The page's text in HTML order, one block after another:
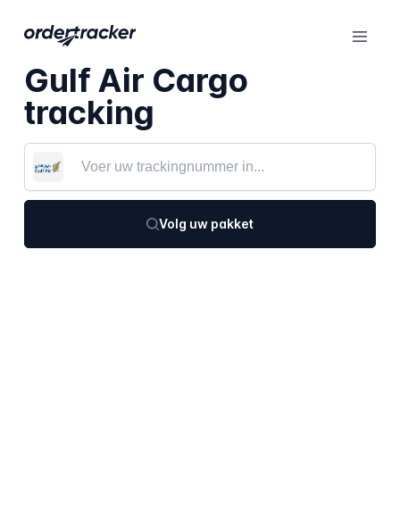
Gulf Air Cargo
tracking
Volg uw pakket